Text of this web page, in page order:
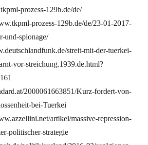
prozess-129b.de/de/
prozess-129b.de/de/23-01-2017-
und-spionage/
streit-mit-der-tuerkei-
vor-streichung.1939.de.html?
2000061663851/Kurz-fordert-von-
bei-Tuerkei
artikel/massive-repression-
politischer-strategie